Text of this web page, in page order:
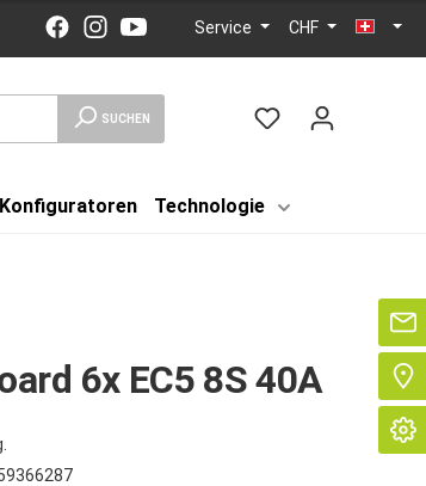
Service CHF
SUCHEN
Konfiguratoren Technologie
6x EC5 8S 40A